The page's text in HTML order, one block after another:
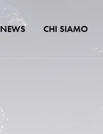
NEWS CHI SIAMO